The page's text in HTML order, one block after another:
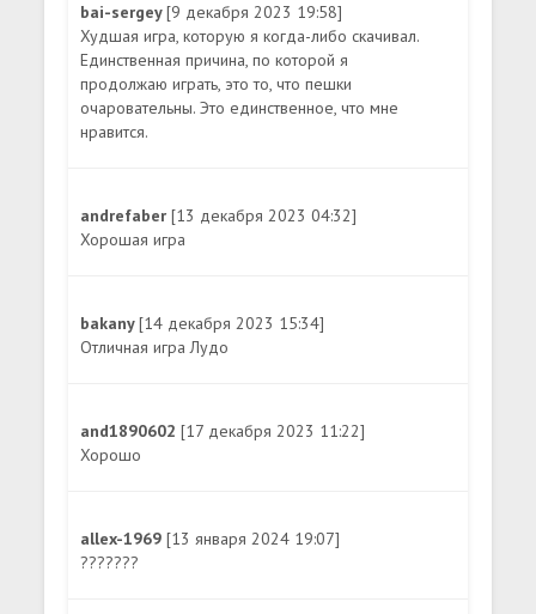
bai-sergey[9 декабря 2023 19:58]
Худшая игра, которую я когда-либо скачивал.
Единственная причина, по которой я
продолжаю играть, это то, что пешки
очаровательны. Это единственное, что мне
нравится.
andrefaber[13 декабря 2023 04:32]
Хорошая игра
bakany[14 декабря 2023 15:34]
Отличная игра Лудо
and1890602[17 декабря 2023 11:22]
Хорошо
allex-1969[13 января 2024 19:07]
???????